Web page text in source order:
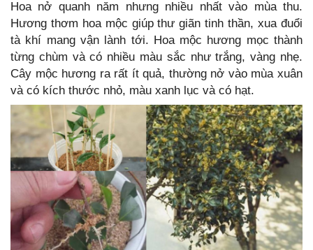
Hoa nở quanh năm nhưng nhiều nhất vào mùa thu.
Hương thơm hoa mộc giúp thư giãn tinh thần, xua đuổi
tà khí mang vận lành tới. Hoa mộc hương mọc thành
từng chùm và có nhiều màu sắc như trắng, vàng nhẹ.
Cây mộc hương ra rất ít quả, thường nở vào mùa xuân
và có kích thước nhỏ, màu xanh lục và có hạt.